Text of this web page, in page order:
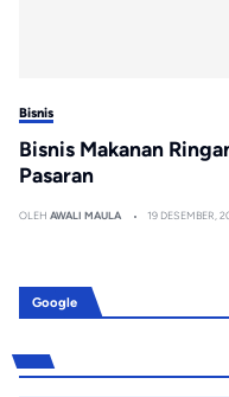
Bisnis
Bisnis Makanan
Pasaran
OLEH AWALI MAULA 19 DESEMBER,
Google